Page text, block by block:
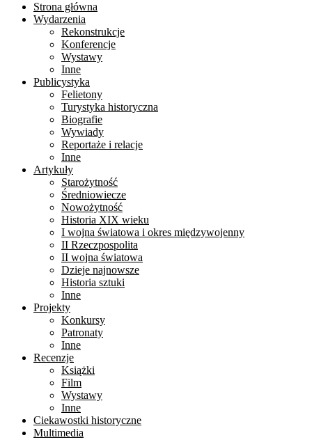
Strona główna
Wydarzenia
Rekonstrukcje
Konferencje
Wystawy
Inne
Publicystyka
Felietony
Turystyka historyczna
Biografie
Wywiady
Reportaże i relacje
Inne
Artykuły
Starożytność
Średniowiecze
Nowożytność
Historia XIX wieku
I wojna światowa i okres międzywojenny
II Rzeczpospolita
II wojna światowa
Dzieje najnowsze
Historia sztuki
Inne
Projekty
Konkursy
Patronaty
Inne
Recenzje
Książki
Film
Wystawy
Inne
Ciekawostki historyczne
Multimedia